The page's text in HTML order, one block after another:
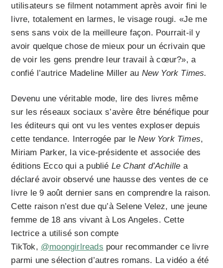
utilisateurs se filment notamment après avoir fini le
livre, totalement en larmes, le visage rougi. «Je me
sens sans voix de la meilleure façon. Pourrait-il y
avoir quelque chose de mieux pour un écrivain que
de voir les gens prendre leur travail à cœur?», a
confié l’autrice Madeline Miller au New York Times.
Devenu une véritable mode, lire des livres même
sur les réseaux sociaux s’avère être bénéfique pour
les éditeurs qui ont vu les ventes exploser depuis
cette tendance. Interrogée par leNew York Times,
Miriam Parker, la vice-présidente et associée des
éditions Ecco qui a publié Le Chant d’Achille a
déclaré avoir observé une hausse des ventes de ce
livre le 9 août dernier sans en comprendre la raison.
Cette raison n’est due qu’à Selene Velez, une jeune
femme de 18 ans vivant à Los Angeles. Cette
lectrice a utilisé son compte
TikTok, @moongirlreads pour recommander ce livre
parmi une sélection d’autres romans. La vidéo a été